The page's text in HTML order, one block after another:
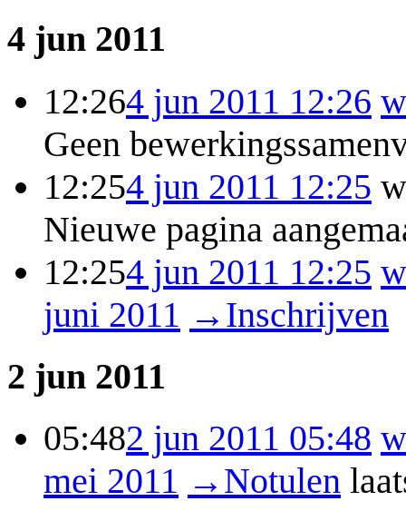
4 jun 2011
12:264 jun 2011 12:26
Geen
12:254 jun 2011 12:25
Nieuwe pagina
12:254 jun 2011 12:25
juni 2011 → Inschrijven
2 jun 2011
05:482 jun 2011 05:48
mei 2011 → Notulen